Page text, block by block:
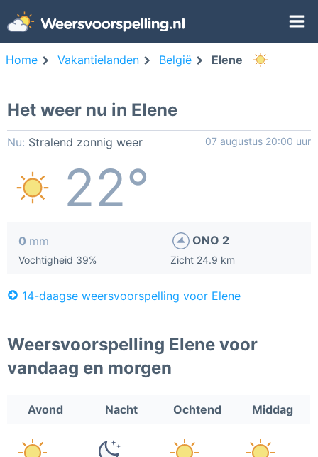
Home Vakantielanden België Elene
Het weer nu in Elene
Nu: Stralend zonnig weer 07 augustus 20:00 uur
22°
0 mm
Vochtigheid 39%
ONO 2
Zicht 24.9 km
14-daagse weersvoorspelling voor Elene
Weersvoorspelling Elene voor
vandaag en morgen
Avond Nacht Ochtend Middag